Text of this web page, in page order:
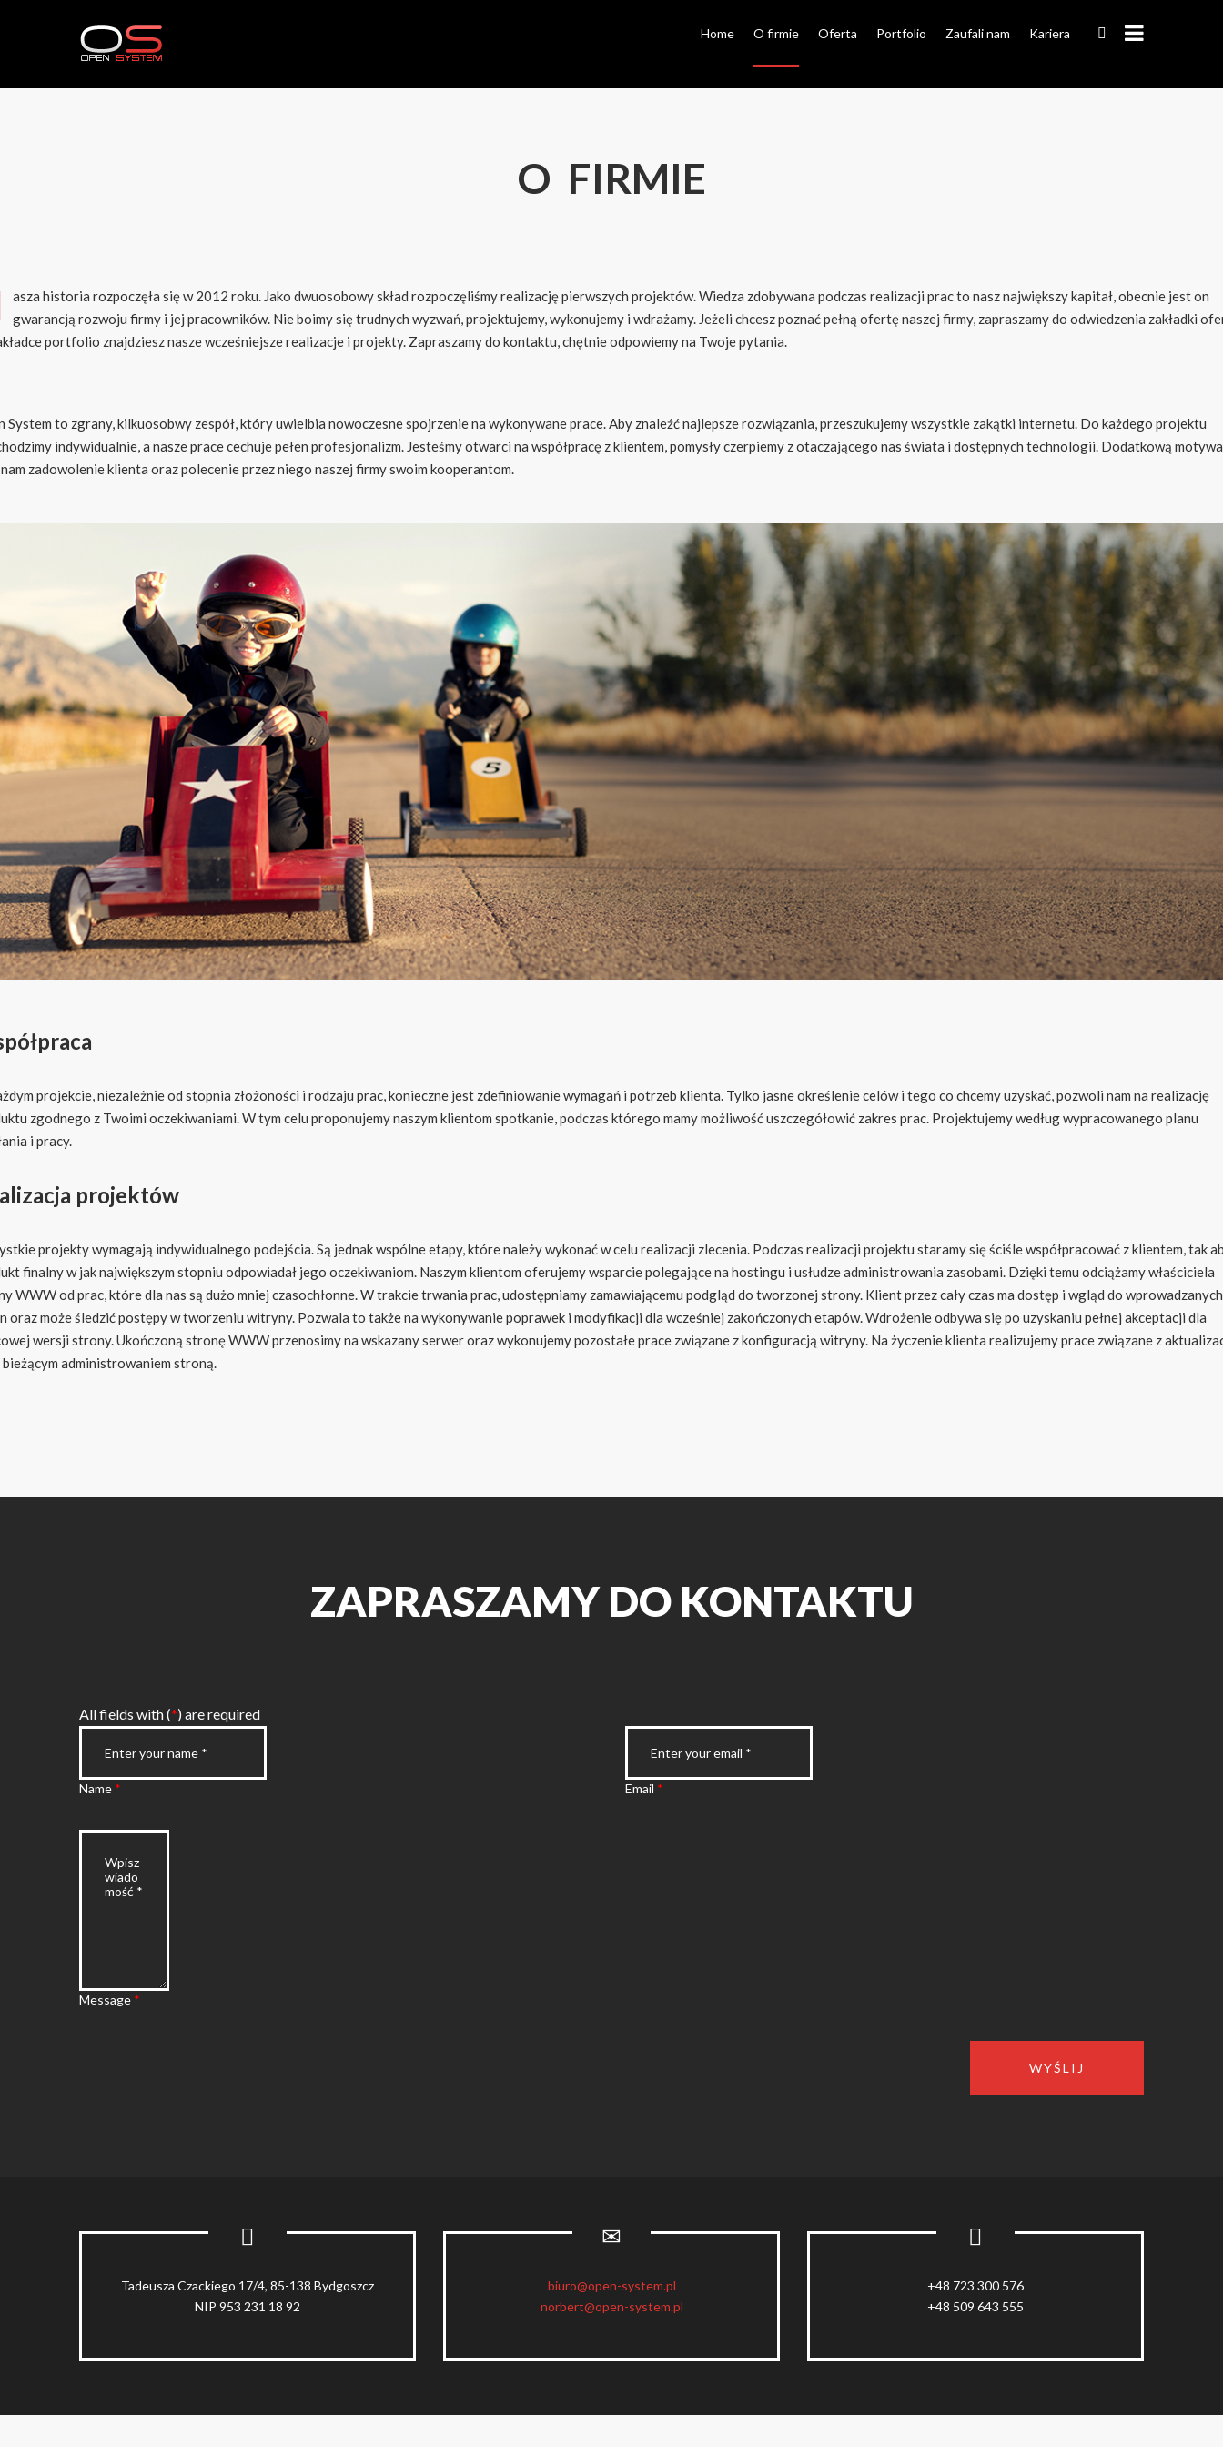
Home O firmie Oferta Portfolio Zaufali nam Kariera
O FIRMIE
asza historia rozpoczęła się w 2012 roku. Jako dwuosobowy skład rozpoczęliśmy realizację pierwszych projektów. Wiedza zdobywana podczas realizacji prac to nasz największy kapitał, obecnie jest on
gwarancją rozwoju firmy i jej pracowników. Nie boimy się trudnych wyzwań, projektujemy, wykonujemy i wdrażamy. Jeżeli chcesz poznać pełną ofertę naszej firmy, zapraszamy do odwiedzenia zakładki
portfolio znajdziesz nasze wcześniejsze realizacje i projekty. Zapraszamy do kontaktu, chętnie odpowiemy na Twoje pytania.
System to zgrany, kilkuosobwy zespół, który uwielbia nowoczesne spojrzenie na wykonywane prace. Aby znaleźć najlepsze rozwiązania, przeszukujemy wszystkie zakątki internetu. Do każdego projektu
indywidualnie, a nasze prace cechuje pełen profesjonalizm. Jesteśmy otwarci na współpracę z klientem, pomysły czerpiemy z otaczającego nas świata i dostępnych technologii. Dodatkową
zadowolenie klienta oraz polecenie przez niego naszej firmy swoim kooperantom.
projekcie, niezależnie od stopnia złożoności i rodzaju prac, konieczne jest zdefiniowanie wymagań i potrzeb klienta. Tylko jasne określenie celów i tego co chcemy uzyskać, pozwoli nam na realizację
zgodnego z Twoimi oczekiwaniami. W tym celu proponujemy naszym klientom spotkanie, podczas którego mamy możliwość uszczegółowić zakres prac. Projektujemy według wypracowanego planu
i pracy.
projektów
projekty wymagają indywidualnego podejścia. Są jednak wspólne etapy, które należy wykonać w celu realizacji zlecenia. Podczas realizacji projektu staramy się ściśle współpracować z klientem, tak
finalny w jak największym stopniu odpowiadał jego oczekiwaniom. Naszym klientom oferujemy wsparcie polegające na hostingu i usłudze administrowania zasobami. Dzięki temu odciążamy właściciela
WWW od prac, które dla nas są dużo mniej czasochłonne. W trakcie trwania prac, udostępniamy zamawiającemu podgląd do tworzonej strony. Klient przez cały czas ma dostęp i wgląd do wprowadzanych
oraz może śledzić postępy w tworzeniu witryny. Pozwala to także na wykonywanie poprawek i modyfikacji dla wcześniej zakończonych etapów. Wdrożenie odbywa się po uzyskaniu pełnej akceptacji dla
wersji strony. Ukończoną stronę WWW przenosimy na wskazany serwer oraz wykonujemy pozostałe prace związane z konfiguracją witryny. Na życzenie klienta realizujemy prace związane z
administrowaniem stroną.
ZAPRASZAMY DO KONTAKTU
All fields with (*) are required
Name * Email *
Message *
Tadeusza Czackiego 17/4, 85-138 Bydgoszcz
NIP 953 231 18 92
biuro@open-system.pl
norbert@open-system.pl
+48 723 300 576
+48 509 643 555